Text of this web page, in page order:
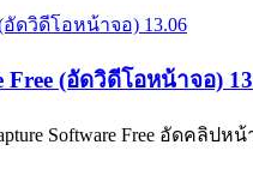
Free (อัดวิดีโอหน้าจอ)
Software Free อัดค